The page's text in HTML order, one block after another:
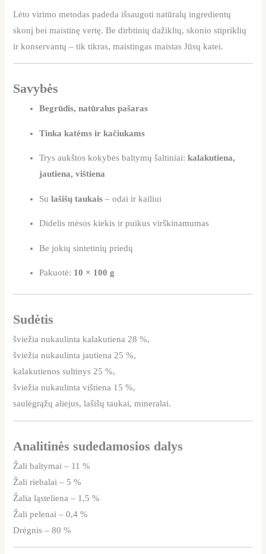
Lėto virimo metodas padeda išsaugoti natūralų ingredientų
skonį bei maistinę vertę. Be dirbtinių dažiklių, skonio stipriklių
ir konservantų – tik tikras, maistingas maistas Jūsų katei.
Savybės
Begrūdis, natūralus pašaras
Tinka katėms ir kačiukams
Trys aukštos kokybės baltymų šaltiniai:kalakutiena,
jautiena, vištiena
Sulašišų taukais – odai ir kailiui
Didelis mėsos kiekis ir puikus virškinamumas
Be jokių sintetinių priedų
Pakuotė: 10 × 100 g
Sudėtis
šviežia nukaulinta kalakutiena 28 %,
šviežia nukaulinta jautiena 25 %,
kalakutienos sultinys 25 %,
šviežia nukaulinta vištiena 15 %,
saulėgrąžų aliejus, lašišų taukai, mineralai.
Analitinės sudedamosios dalys
Žali baltymai – 11 %
Žali riebalai – 5 %
Žalia ląsteliena – 1,5 %
Žali pelenai – 0,4 %
Drėgnis – 80 %